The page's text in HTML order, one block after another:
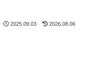
2025.09.03 2026.08.06